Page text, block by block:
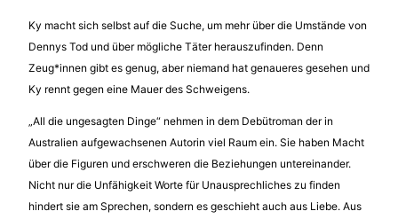
Ky macht sich selbst auf die Suche, um mehr über die Umstände von
Dennys Tod und über mögliche Täter herauszufinden. Denn
Zeug*innen gibt es genug, aber niemand hat genaueres gesehen und
Ky rennt gegen eine Mauer des Schweigens.
„All die ungesagten Dinge“ nehmen in dem Debütroman der in
Australien aufgewachsenen Autorin viel Raum ein. Sie haben Macht
über die Figuren und erschweren die Beziehungen untereinander.
Nicht nur die Unfähigkeit Worte für Unausprechliches zu finden
hindert sie am Sprechen, sondern es geschieht auch aus Liebe. Aus